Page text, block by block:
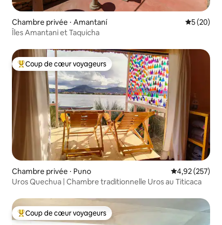
Chambre privée ⋅ Amantaní
5 (20)
Îles Amantani et Taquicha
Coups de cœur voyageurs les plus appréciés
Coup de cœur voyageurs
Chambre privée ⋅ Puno Évaluation
4,92 (257)
Uros Quechua | Chambre traditionnelle Uros au Titicaca
Coups de cœur voyageurs les plus appréciés
Coup de cœur voyageurs